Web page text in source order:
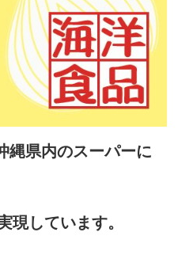
縄県内のスーパーに
しています。